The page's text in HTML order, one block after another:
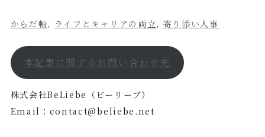
からだ軸, ライフとキャリアの両立, 寄り添い人事
本記事に関するお問い合わせ先
株式会社BeLiebe（ビーリーブ）
Email：contact@beliebe.net